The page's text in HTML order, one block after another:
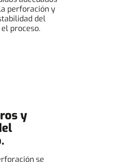
perforación y
del
proceso.
y
se